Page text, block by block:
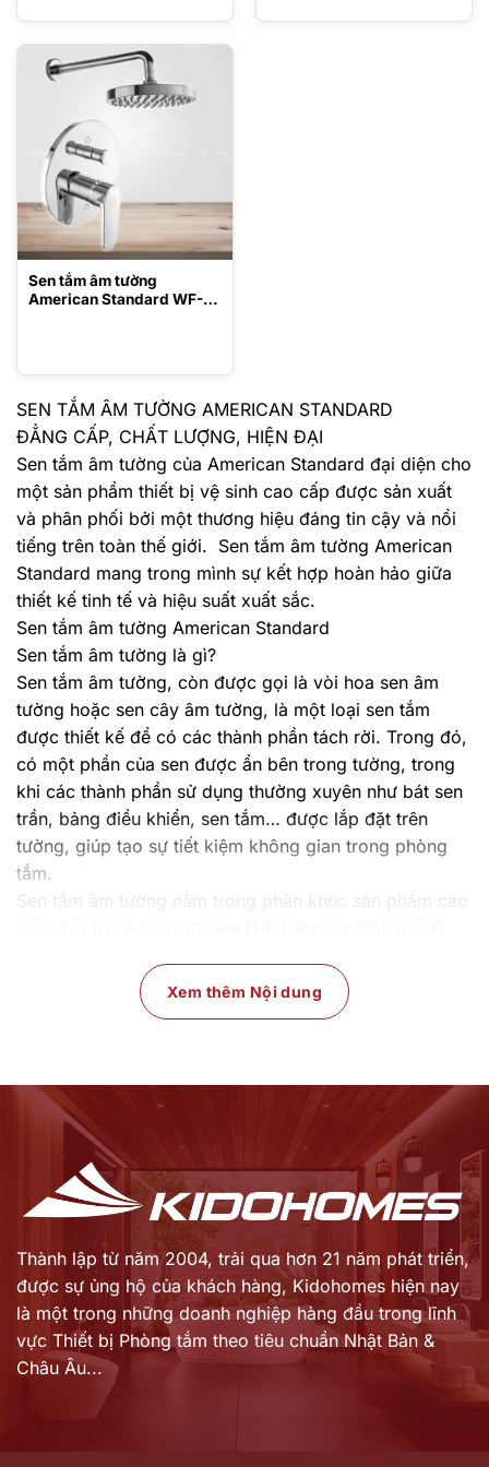
Sen tắm âm tường
American Standard WF-
SEN TẮM ÂM TƯỜNG AMERICAN STANDARD
ĐẲNG CẤP, CHẤT LƯỢNG, HIỆN ĐẠI
Sen tắm âm tường của American Standard đại diện cho
một sản phẩm thiết bị vệ sinh cao cấp được sản xuất
và phân phối bởi một thương hiệu đáng tin cậy và nổi
tiếng trên toàn thế giới. Sen tắm âm tường American
Standard mang trong mình sự kết hợp hoàn hảo giữa
thiết kế tinh tế và hiệu suất xuất sắc.
Sen tắm âm tường American Standard
Sen tắm âm tường là gì?
Sen tắm âm tường, còn được gọi là vòi hoa sen âm
tường hoặc sen cây âm tường, là một loại sen tắm
được thiết kế để có các thành phần tách rời. Trong đó,
có một phần của sen được ẩn bên trong tường, trong
khi các thành phần sử dụng thường xuyên như bát sen
trần, bảng điều khiển, sen tắm… được lắp đặt trên
tường, giúp tạo sự tiết kiệm không gian trong phòng
tắm.
Phần bát sen trần, bát sen tay, cần gạt, và van điều
Những thành phần khác, mà không sử dụng thường
xuyên, được lắp đặt âm trong tường.
Đối với người tiêu dùng, các loại sen cây truyền thống
với các thành phần lắp đặt trên tường đã trở nên quen
thuộc và đôi khi gây bất tiện bởi chúng chiếm nhiều
không gian trong phòng tắm. Do đó, khi các sản phẩm
sen cây âm tường xuất hiện, chúng nhanh chóng thu
hút sự quan tâm của người tiêu dùng và được nhiều
người tiêu dùng lựa chọn để sử dụng trong phòng tắm
gia đình.
Ưu điểm nổi bật của sen tắm âm tường American
Xem thêm Nội dung
Thành lập từ năm 2004, trải qua hơn 21 năm phát triển,
được sự ủng hộ của khách hàng, Kidohomes hiện nay
là một trong những doanh nghiệp hàng đầu trong lĩnh
vực Thiết bị Phòng tắm theo tiêu chuẩn Nhật Bản &
Châu Âu...